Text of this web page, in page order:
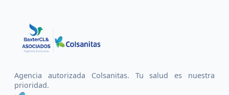
Agencia autorizada Colsanitas. Tu salud es nuestra
prioridad.